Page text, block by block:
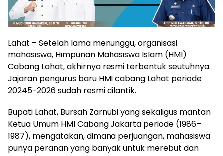
Lahat – Setelah lama menunggu, organisasi
mahasiswa, Himpunan Mahasiswa Islam (HMI)
Cabang Lahat, akhirnya resmi terbentuk seutuhnya.
Jajaran pengurus baru HMI cabang Lahat periode
20245-2026 sudah resmi dilantik.
Bupati Lahat, Bursah Zarnubi yang sekaligus mantan
Ketua Umum HMI Cabang Jakarta periode (1986–
1987), mengatakan, dimana perjuangan, mahasiswa
punya peranan yang banyak untuk merebut dan